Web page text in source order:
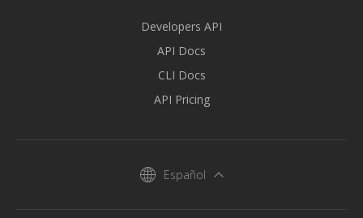
Developers API
API Docs
CLI Docs
API Pricing
Español